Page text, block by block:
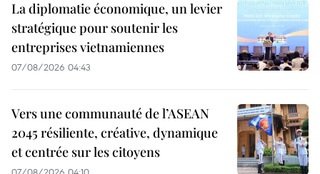
La diplomatie économique, un levier
stratégique pour soutenir les
entreprises vietnamiennes
07/08/2026 04:43
Vers une communauté de l’ASEAN
2045 résiliente, créative, dynamique
et centrée sur les citoyens